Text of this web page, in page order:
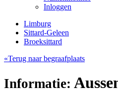
Inloggen
Limburg
Sittard-Geleen
Broeksittard
«Terug naar begraafplaats
Informatie: